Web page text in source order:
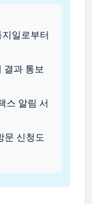
일로부터
결과 통보
스 알림 서
문 신청도